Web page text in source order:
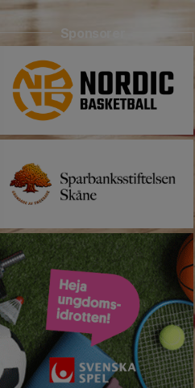
Sponsorer